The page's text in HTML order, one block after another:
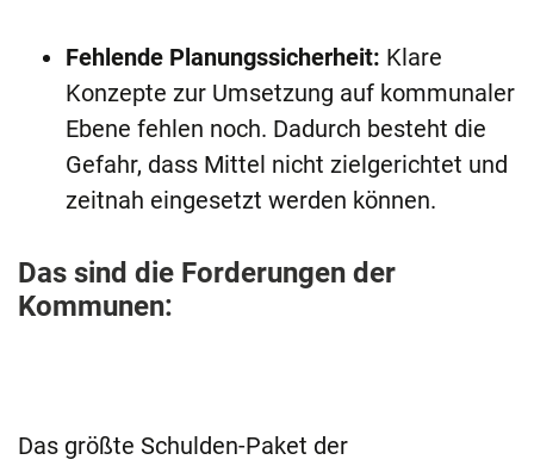
Fehlende Planungssicherheit: Klare
Konzepte zur Umsetzung auf kommunaler
Ebene fehlen noch. Dadurch besteht die
Gefahr, dass Mittel nicht zielgerichtet und
zeitnah eingesetzt werden können.
Das sind die Forderungen der
Kommunen:
Das größte Schulden-Paket der